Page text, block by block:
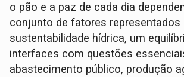
o pão e a paz de cada dia
conjunto de fatores representados
sustentabilidade hídrica, um
interfaces com questões
abastecimento público, produção